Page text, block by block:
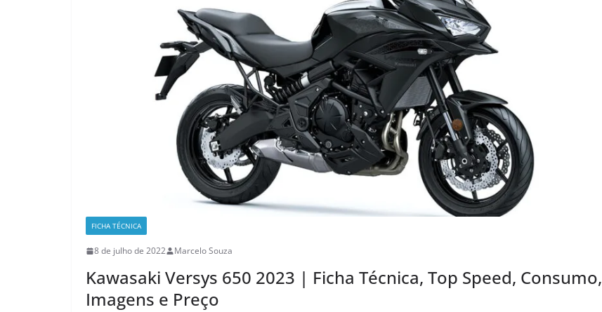
FICHA TÉCNICA
8 de julho de 2022 Marcelo Souza
Kawasaki Versys 650 2023 | Ficha Técnica, Top Speed, Consumo,
Imagens e Preço